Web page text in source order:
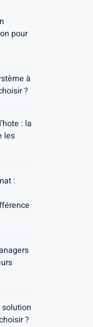
pour
à
?
: la
les
:
solution
?